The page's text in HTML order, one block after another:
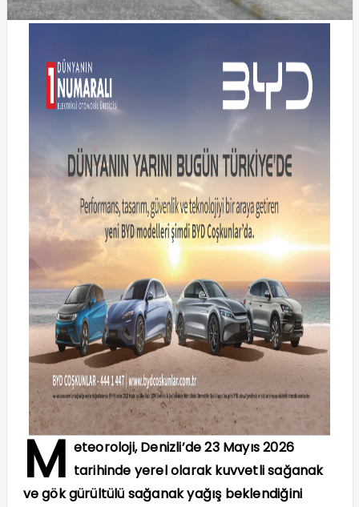
M eteoroloji, Denizli’de 23 Mayıs 2026
tarihinde yerel olarak kuvvetli sağanak
ve gök gürültülü sağanak yağış beklendiğini